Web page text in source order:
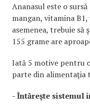
Ananasul este o
mangan, vitamina
asemenea, trebuie să
155 grame are
Iată 5 motive pentru
parte din alimentaţia
- Întăreşte sistemul